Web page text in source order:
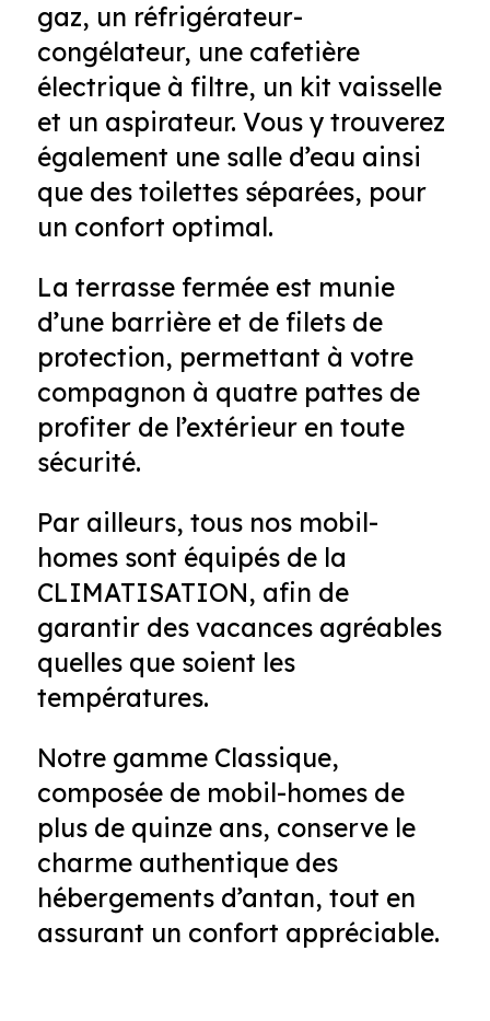
gaz, un réfrigérateur-
congélateur, une cafetière
électrique à filtre, un kit vaisselle
et un aspirateur. Vous y trouverez
également une salle d’eau ainsi
que des toilettes séparées, pour
un confort optimal.
La terrasse fermée est munie
d’une barrière et de filets de
protection, permettant à votre
compagnon à quatre pattes de
profiter de l’extérieur en toute
sécurité.
Par ailleurs, tous nos mobil-
homes sont équipés de la
CLIMATISATION, afin de
garantir des vacances agréables
quelles que soient les
températures.
Notre gamme Classique,
composée de mobil-homes de
plus de quinze ans, conserve le
charme authentique des
hébergements d’antan, tout en
assurant un confort appréciable.